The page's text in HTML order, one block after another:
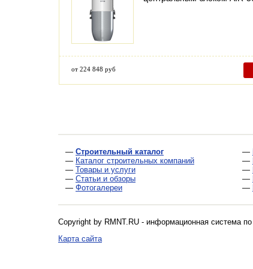
от 224 848 руб
— Строительный каталог
— Каталог строительных компаний
— Товары и услуги
— Статьи и обзоры
— Фотогалереи
—
—
—
—
—
Copyright by RMNT.RU - информационная система по
Карта сайта